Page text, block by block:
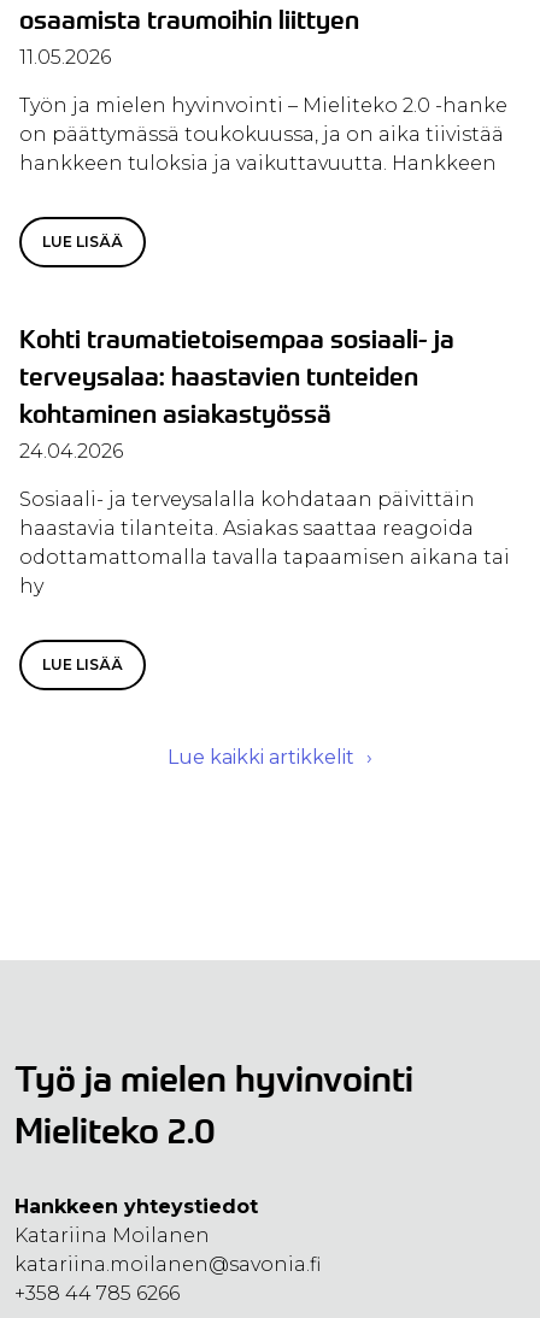
osaamista traumoihin liittyen
11.05.2026
Työn ja mielen hyvinvointi – Mieliteko 2.0 -hanke
on päättymässä toukokuussa, ja on aika tiivistää
hankkeen tuloksia ja vaikuttavuutta. Hankkeen
LUE LISÄÄ
Kohti traumatietoisempaa sosiaali- ja
terveysalaa: haastavien tunteiden
kohtaminen asiakastyössä
24.04.2026
Sosiaali- ja terveysalalla kohdataan päivittäin
haastavia tilanteita. Asiakas saattaa reagoida
odottamattomalla tavalla tapaamisen aikana tai
hy
LUE LISÄÄ
Lue kaikki artikkelit
Työ ja mielen hyvinvointi
Mieliteko 2.0
Hankkeen yhteystiedot
Katariina Moilanen
katariina.moilanen@savonia.fi
+358 44 785 6266